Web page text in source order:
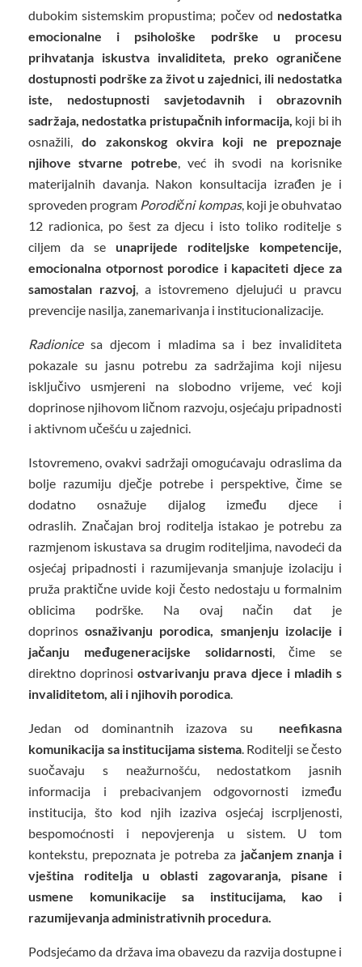
dubokim sistemskim propustima; počev od nedostatka
emocionalne i psihološke podrške u procesu
prihvatanja iskustva invaliditeta, preko ograničene
dostupnosti podrške za život u zajednici, ili nedostatka
iste, nedostupnosti savjetodavnih i obrazovnih
sadržaja, nedostatka pristupačnih informacija, koji bi ih
osnažili,do zakonskog okvira koji ne prepoznaje
njihove stvarne potrebe, već ih svodi na korisnike
materijalnih davanja. Nakon konsultacija izrađen je i
sproveden program Porodični kompas, koji je obuhvatao
12 radionica, po šest za djecu i isto toliko roditelje s
ciljem da se unaprijede roditeljske kompetencije,
emocionalna otpornost porodice i kapaciteti djece za
samostalan razvoj, a istovremeno djelujući u pravcu
prevencije nasilja, zanemarivanja i institucionalizacije.
Radionicesa djecom i mladima sa i bez invaliditeta
pokazale su jasnu potrebu za sadržajima koji nijesu
isključivo usmjereni na slobodno vrijeme, već koji
doprinose njihovom ličnom razvoju, osjećaju pripadnosti
i aktivnom učešću u zajednici.
Istovremeno, ovakvi sadržaji omogućavaju odraslima da
bolje razumiju dječje potrebe i perspektive, čime se
dodatno osnažuje dijalog između djece i
odraslih. Značajan broj roditelja istakao je potrebu za
razmjenom iskustava sa drugim roditeljima, navodeći da
osjećaj pripadnosti i razumijevanja smanjuje izolaciju i
pruža praktične uvide koji često nedostaju u formalnim
oblicima podrške. Na ovaj način dat je
doprinososnaživanju porodica, smanjenju izolacije i
jačanju međugeneracijske solidarnosti, čime se
direktno doprinosiostvarivanju prava djece i mladih s
invaliditetom, ali i njihovih porodica.
Jedan od dominantnih izazova su neefikasna
komunikacija sa institucijama sistema. Roditelji se često
suočavaju s neažurnošću, nedostatkom jasnih
informacija i prebacivanjem odgovornosti između
institucija, što kod njih izaziva osjećaj iscrpljenosti,
bespomoćnosti i nepovjerenja u sistem. U tom
kontekstu, prepoznata je potreba za jačanjem znanja i
vještina roditelja u oblasti zagovaranja, pisane i
usmene komunikacije sa institucijama, kao i
razumijevanja administrativnih procedura.
Podsjećamo da država ima obavezu da razvija dostupne i